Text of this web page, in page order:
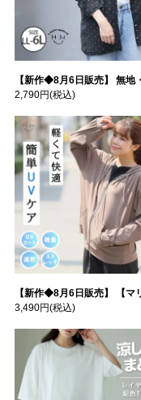
【新作◆8月6日販売】 無地・ドット柄から選べる 忍ばせ 活躍 シアー カーデ | 大きいサイズの通販ならハッ
2,790円(税込)
【新作◆8月6日販売】 【マリスポーツ】 運動初心者さんのための フード付き パーカー | 大きいサイズの通販ならハ
3,490円(税込)